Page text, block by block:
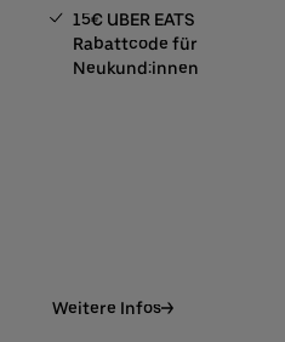
15€ UBER EATS
Rabattcode für
Neukund:innen
Weitere Infos